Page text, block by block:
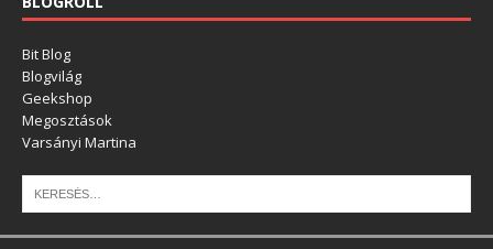
Bit Blog
Blogvilág
Geekshop
Megosztások
Varsányi Martina